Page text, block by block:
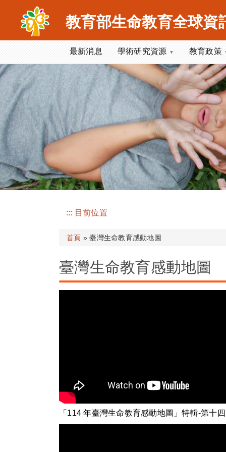
要
容
區
塊
教育部生命教育全球資
最新消息 學術研究資源 教育政策
::: 目前位置
首頁 » 臺灣生命教育感動地圖
臺灣生命教育感動地圖